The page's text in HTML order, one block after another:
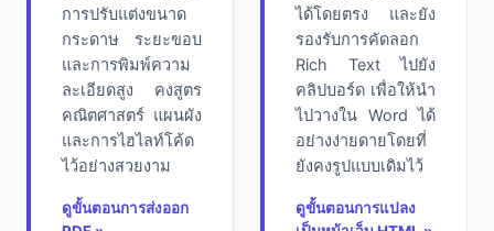
การปรับแต่งขนาด
กระดาษ ระยะขอบ
และการพิมพ์ความ
ละเอียดสูง คงสูตร
คณิตศาสตร์ แผนผัง
และการไฮไลท์โค้ด
ไว้อย่างสวยงาม
ดูขั้นตอนการส่งออก
ได้โดยตรง และยัง
รองรับการคัดลอก
Rich Text ไปยัง
คลิปบอร์ด เพื่อให้นำ
ไปวางใน Word ได้
อย่างง่ายดายโดยที่
ยังคงรูปแบบเดิมไว้
ดูขั้นตอนการแปลง